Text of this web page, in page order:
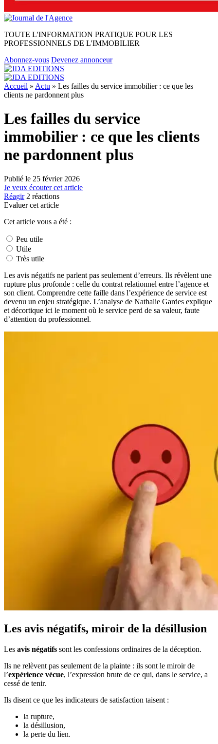
TOUTE L'INFORMATION PRATIQUE POUR LES
PROFESSIONNELS DE L'IMMOBILIER
Abonnez-vous Devenez annonceur
Accueil » Actu » Les failles du service immobilier : ce que les
clients ne pardonnent plus
Les failles du service
immobilier : ce que les clients
ne pardonnent plus
Publié le 25 février 2026
Je veux écouter cet article
Réagir 2 réactions
Evaluer cet article
Cet article vous a été :
Peu utile
Utile
Très utile
Les avis négatifs ne parlent pas seulement d’erreurs. Ils révèlent une
rupture plus profonde : celle du contrat relationnel entre l’agence et
son client. Comprendre cette faille dans l’expérience de service est
devenu un enjeu stratégique. L’analyse de Nathalie Gardes explique
et décortique ici le moment où le service perd de sa valeur, faute
d’attention du professionnel.
Les avis négatifs, miroir de la désillusion
Les avis négatifs sont les confessions ordinaires de la déception.
Ils ne relèvent pas seulement de la plainte : ils sont le miroir de
l’expérience vécue, l’expression brute de ce qui, dans le service, a
cessé de tenir.
Ils disent ce que les indicateurs de satisfaction taisent :
la rupture,
la désillusion,
la perte du lien.